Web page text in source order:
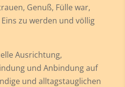
Genuß, Fülle war,
zu werden und völlig
Ausrichtung,
und Anbindung auf
und alltagstauglichen